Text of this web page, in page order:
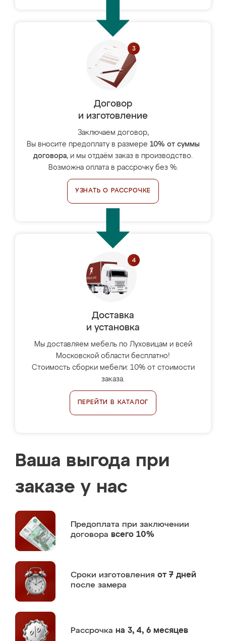
Договор
и изготовление
Заключаем договор,
Вы вносите предоплату в размере 10% от суммы
договора, и мы отдаём заказ в производство.
Возможна оплата в рассрочку без %.
УЗНАТЬ О РАССРОЧКЕ
Доставка
и установка
Мы доставляем мебель по Луховицам и всей
Московской области бесплатно!
Стоимость сборки мебели: 10% от стоимости
заказа.
ПЕРЕЙТИ В КАТАЛОГ
Ваша выгода при
заказе у нас
Предоплата при заключении
договора всего 10%
Сроки изготовления от 7 дней
после замера
Рассрочка на 3, 4, 6 месяцев